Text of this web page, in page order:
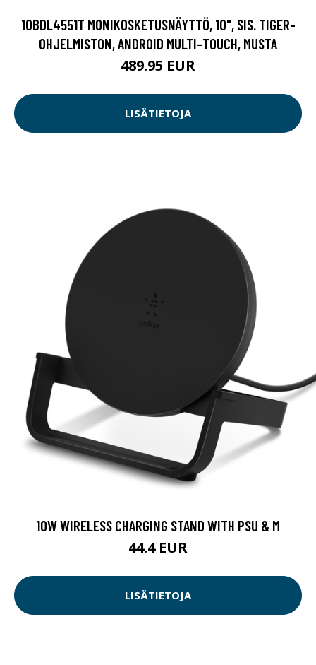
10BDL4551T MONIKOSKETUSNÄYTTÖ, 10", SIS. TIGER-
OHJELMISTON, ANDROID MULTI-TOUCH, MUSTA
489.95 EUR
LISÄTIETOJA
10W WIRELESS CHARGING STAND WITH PSU & M
44.4 EUR
LISÄTIETOJA